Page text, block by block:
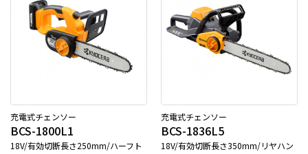
充電式チェンソー
BCS-1800L1
18V/有効切断長さ250mm/ハーフト
充電式チェンソー
BCS-1836L5
18V/有効切断長さ350mm/リヤハン